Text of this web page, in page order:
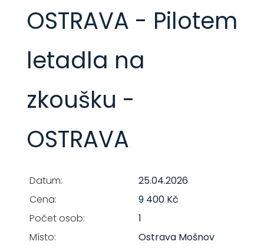
OSTRAVA - Pilotem
letadla na
zkoušku -
OSTRAVA
Datum:
25.04.2026
Cena:
9 400 Kč
Počet osob:
1
Místo:
Ostrava Mošnov